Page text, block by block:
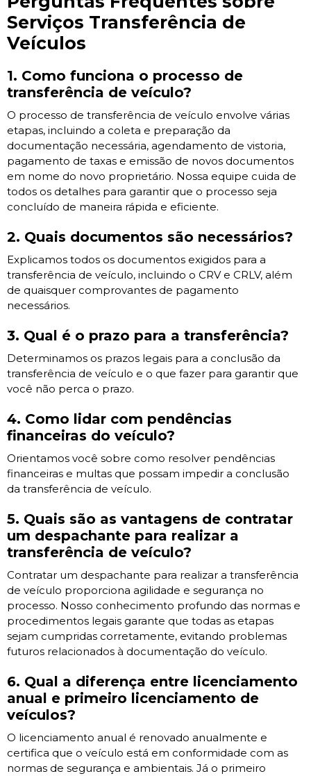
Serviços Transferência de
Veículos
1. Como funciona o processo de
transferência de veículo?
O processo de transferência de veículo envolve várias
etapas, incluindo a coleta e preparação da
documentação necessária, agendamento de vistoria,
pagamento de taxas e emissão de novos documentos
em nome do novo proprietário. Nossa equipe cuida de
todos os detalhes para garantir que o processo seja
concluído de maneira rápida e eficiente.
2. Quais documentos são necessários?
Explicamos todos os documentos exigidos para a
transferência de veículo, incluindo o CRV e CRLV, além
de quaisquer comprovantes de pagamento
necessários.
3. Qual é o prazo para a transferência?
Determinamos os prazos legais para a conclusão da
transferência de veículo e o que fazer para garantir que
você não perca o prazo.
4. Como lidar com pendências
financeiras do veículo?
Orientamos você sobre como resolver pendências
financeiras e multas que possam impedir a conclusão
da transferência de veículo.
5. Quais são as vantagens de contratar
um despachante para realizar a
transferência de veículo?
Contratar um despachante para realizar a transferência
de veículo proporciona agilidade e segurança no
processo. Nosso conhecimento profundo das normas e
procedimentos legais garante que todas as etapas
sejam cumpridas corretamente, evitando problemas
futuros relacionados à documentação do veículo.
6. Qual a diferença entre licenciamento
anual e primeiro licenciamento de
veículos?
O licenciamento anual é renovado anualmente e
certifica que o veículo está em conformidade com as
normas de segurança e ambientais. Já o primeiro